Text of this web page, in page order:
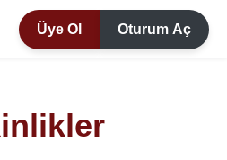
Üye Ol Oturum Aç